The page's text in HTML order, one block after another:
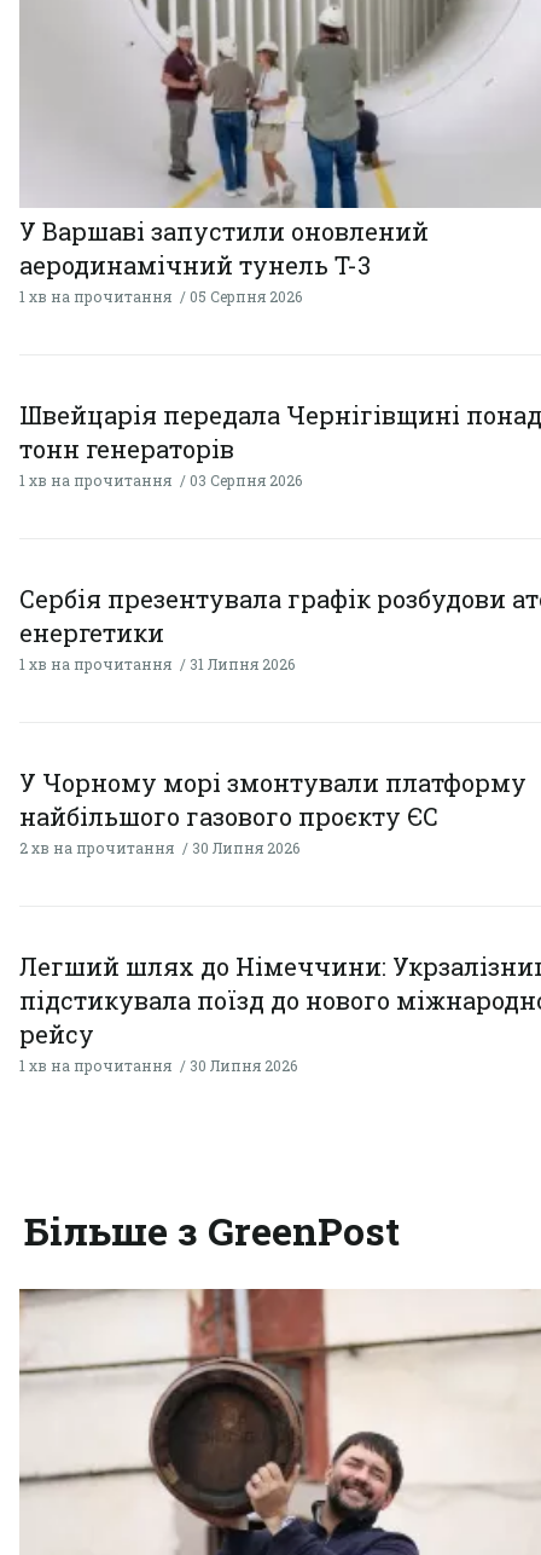
У Варшаві запустили оновлений
аеродинамічний тунель T-3
1 хв на прочитання 05 Серпня 2026
Швейцарія передала Чернігівщині
тонн генераторів
1 хв на прочитання 03 Серпня 2026
Сербія презентувала графік розбудови
енергетики
1 хв на прочитання 31 Липня 2026
У Чорному морі змонтували платформу
найбільшого газового проєкту ЄС
2 хв на прочитання 30 Липня 2026
Легший шлях до Німеччини:
підстикувала поїзд до нового
рейсу
1 хв на прочитання 30 Липня 2026
Більше з GreenPost